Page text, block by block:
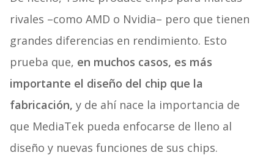
rivales –como AMD o Nvidia– pero que tienen
grandes diferencias en rendimiento. Esto
prueba que, en muchos casos, es más
importante el diseño del chip que la
fabricación, y de ahí nace la importancia de
que MediaTek pueda enfocarse de lleno al
diseño y nuevas funciones de sus chips.